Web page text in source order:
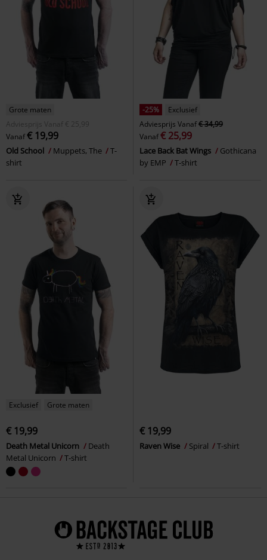
Grote maten
Adviesprijs
Vanaf € 25,99
Vanaf€ 19,99
Old School Muppets, The
T-
shirt
-25%
Exclusief
Adviesprijs Vanaf€ 34,99
Vanaf€ 25,99
Lace Back Bat Wings
Gothicana
by EMP
T-shirt
Exclusief Grote maten
€ 19,99
Death Metal Unicorn
Death
Metal Unicorn
T-shirt
€ 19,99
Raven Wise Spiral T-shirt